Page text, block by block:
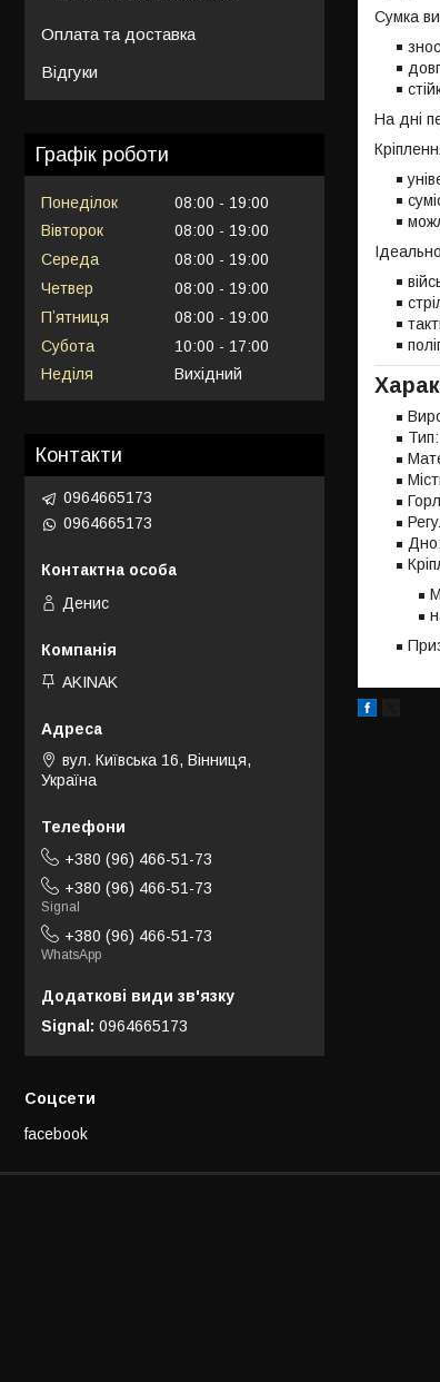
Сумка
На дні
Оплата та доставка
Відгуки
Графік роботи
Понеділок 08:00
19:00
Вівторок
08:00
19:00
Середа
08:00
19:00
Четвер
08:00
19:00
Пʼятниця
08:00
19:00
Субота
10:00
17:00
Неділя
Вихідний
Контакти
0964665173
0964665173
Денис
AKINAK
вул. Київська 16, Вінниця,
Україна
+380 (96) 466-51-73
+380 (96) 466-51-73
Signal
+380 (96) 466-51-73
WhatsApp
Signal 0964665173
Соцсети
facebook